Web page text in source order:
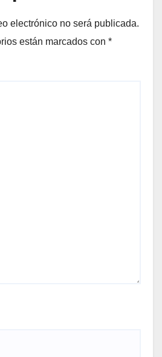
electrónico no será publicada.
están marcados con *